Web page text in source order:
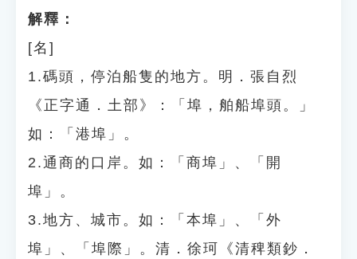
解釋：
[名]
1.碼頭，停泊船隻的地方。明．張自烈
《正字通．土部》：「埠，舶船埠頭。」
如：「港埠」。
2.通商的口岸。如：「商埠」、「開
埠」。
3.地方、城市。如：「本埠」、「外
埠」、「埠際」。清．徐珂《清稗類鈔．